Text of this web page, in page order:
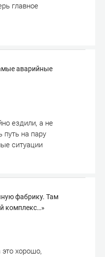
главное
аварийные
ездили, а не
путь на пару
ситуации
фабрику. Там
комплекс…»
хорошо,